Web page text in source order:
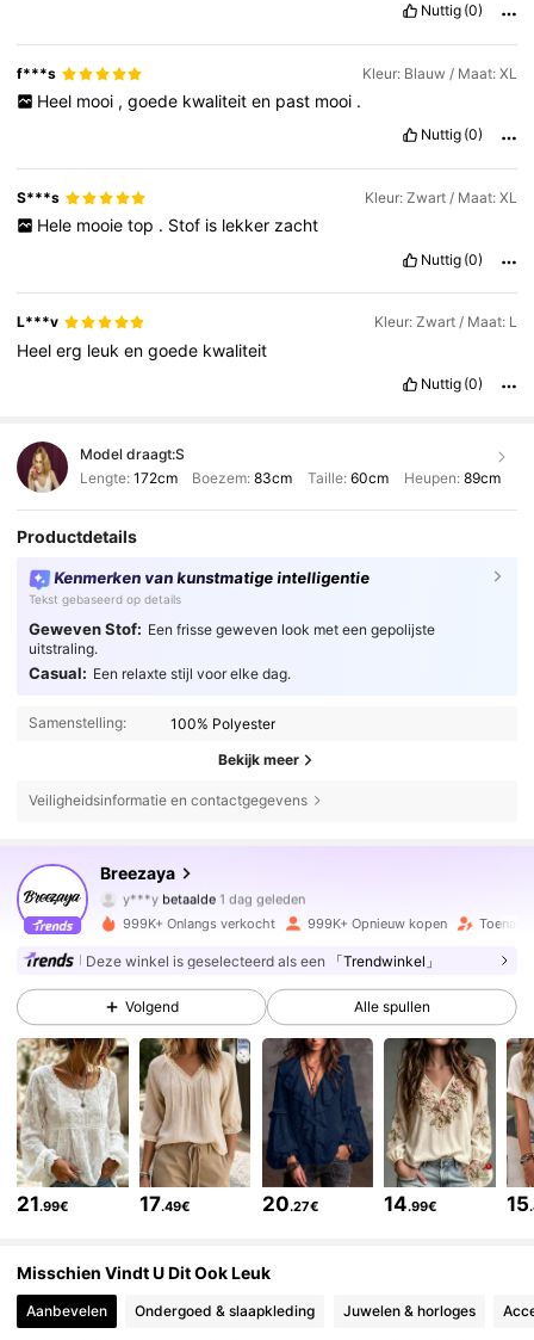
Nuttig (0)
f***s Kleur: Blauw / Maat: XL
Heel mooi , goede kwaliteit en past mooi .
Nuttig (0)
S***s Kleur: Zwart / Maat: XL
Hele mooie top . Stof is lekker zacht
Nuttig (0)
L***v Kleur: Zwart / Maat: L
Heelerg leukengoede kwaliteit
Nuttig (0)
Model draagt:S
Lengte: 172cm Boezem:83cm Taille: 60cm Heupen: 89cm
Productdetails
Kenmerken van kunstmatige intelligentie
Tekst gebaseerd op details
Geweven Stof: Een frisse geweven look met een gepolijste
uitstraling.
Casual: Een relaxte stijl voor elke dag.
Samenstelling: 100% Polyester
Bekijk meer
Veiligheidsinformatie en contactgegevens
Breezaya
4.78
615K Volgers
y***ybetaalde
y***y gevolgd 4 uur geleden
4.78 615K Volgers
4.78 615K Volgers
4.78 615K Volgers
4.78 615K Volgers
999K+ Onlangs verkocht 999K+ Opnieuw kopen
Deze winkel is geselecteerd als een 「Trendwinkel」
Volgend Alle spullen
21.99€ 17.49€ 20.27€ 14.99€ 15
Misschien Vindt U Dit Ook Leuk
Aanbevelen Ondergoed & slaapkleding Juwelen & horloges